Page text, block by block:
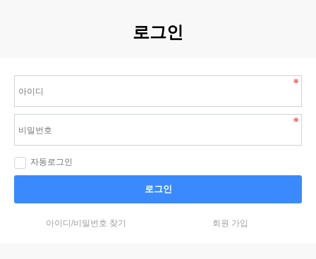
로그인
자동로그인
로그인
아이디/비밀번호 찾기 회원 가입